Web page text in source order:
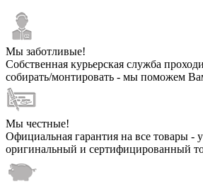
Мы заботливые!
Собственная курьерская служба
собирать/монтировать - мы поможем
Мы честные!
Официальная гарантия на все товары -
оригинальный и сертифицированный